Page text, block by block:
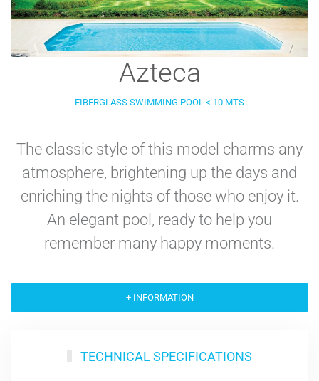
Azteca
FIBERGLASS SWIMMING POOL < 10 MTS
The classic style of this model charms any
atmosphere, brightening up the days and
enriching the nights of those who enjoy it.
An elegant pool, ready to help you
remember many happy moments.
+ INFORMATION
TECHNICAL SPECIFICATIONS